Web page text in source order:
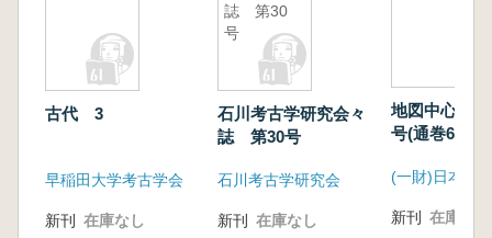
古代 3
早稲田大学考古学会
新刊 在庫なし
誌 第30
号
石川考古学研究会々
誌 第30号
石川考古学研究会
新刊 在庫なし
地図中心
号(通巻607
新刊 在庫なし